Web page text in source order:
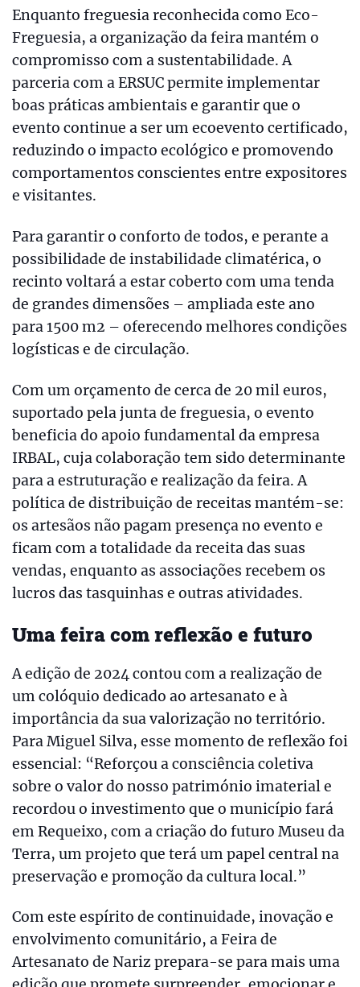
Enquanto freguesia reconhecida como Eco-
Freguesia, a organização da feira mantém o
compromisso com a sustentabilidade. A
parceria com a ERSUC permite implementar
boas práticas ambientais e garantir que o
evento continue a ser um ecoevento certificado,
reduzindo o impacto ecológico e promovendo
comportamentos conscientes entre expositores
e visitantes.
Para garantir o conforto de todos, e perante a
possibilidade de instabilidade climatérica, o
recinto voltará a estar coberto com uma tenda
de grandes dimensões – ampliada este ano
para 1500 m2 – oferecendo melhores condições
logísticas e de circulação.
Com um orçamento de cerca de 20 mil euros,
suportado pela junta de freguesia, o evento
beneficia do apoio fundamental da empresa
IRBAL, cuja colaboração tem sido determinante
para a estruturação e realização da feira. A
política de distribuição de receitas mantém-se:
os artesãos não pagam presença no evento e
ficam com a totalidade da receita das suas
vendas, enquanto as associações recebem os
lucros das tasquinhas e outras atividades.
Uma feira com reflexão e futuro
A edição de 2024 contou com a realização de
um colóquio dedicado ao artesanato e à
importância da sua valorização no território.
Para Miguel Silva, esse momento de reflexão foi
essencial: “Reforçou a consciência coletiva
sobre o valor do nosso património imaterial e
recordou o investimento que o município fará
em Requeixo, com a criação do futuro Museu da
Terra, um projeto que terá um papel central na
preservação e promoção da cultura local.”
Com este espírito de continuidade, inovação e
envolvimento comunitário, a Feira de
Artesanato de Nariz prepara-se para mais uma